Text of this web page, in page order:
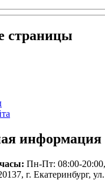
страницы
информация
Пн-Пт: 08:00-
г. Екатеринбург,